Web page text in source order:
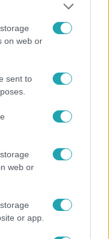
on web or
sent to
web or
or app.
egy gerendaházat az
Juci ámulva nézték